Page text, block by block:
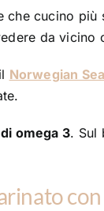
cucino
da vicino
Norwegian
omega 3. Sul